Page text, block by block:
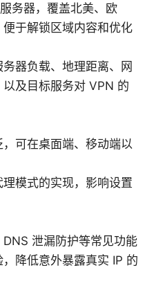
务器，覆盖北美、欧
于解锁区域内容和优化
器负载、地理距离、网
及目标服务对 VPN 的
可在桌面端、移动端以
模式的实现，影响设置
泄漏防护等常见功能
降低意外暴露真实 IP 的